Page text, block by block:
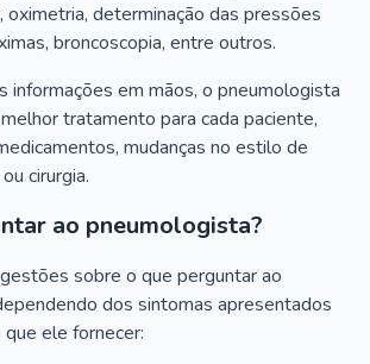
oximetria, determinação das pressões
broncoscopia, entre outros.
informações em mãos, o pneumologista
tratamento para cada paciente,
mudanças no estilo de
cirurgia.
ao pneumologista?
sobre o que perguntar ao
dos sintomas apresentados
ele fornecer: